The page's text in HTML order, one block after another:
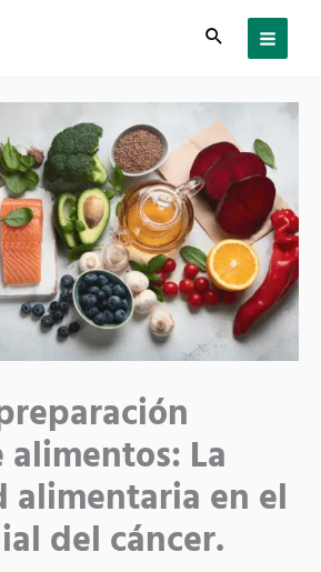
alimentos: La
alimentaria en el
del cáncer.